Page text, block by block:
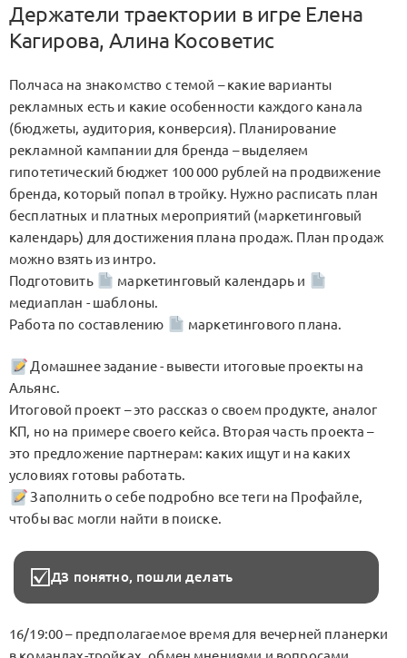
Держатели траектории в игре Елена
Кагирова, Алина Косоветис
Полчаса на знакомство с темой – какие варианты
рекламных есть и какие особенности каждого канала
(бюджеты, аудитория, конверсия). Планирование
рекламной кампании для бренда – выделяем
гипотетический бюджет 100 000 рублей на продвижение
бренда, который попал в тройку. Нужно расписать план
бесплатных и платных мероприятий (маркетинговый
календарь) для достижения плана продаж. План продаж
можно взять из интро.
Подготовить
маркетинговый календарь и
медиаплан - шаблоны.
Работа по составлению
маркетингового плана.
Домашнее задание - вывести итоговые проекты на
Альянс.
Итоговой проект – это рассказ о своем продукте, аналог
КП, но на примере своего кейса. Вторая часть проекта –
это предложение партнерам: каких ищут и на каких
условиях готовы работать.
Заполнить о себе подробно все теги на Профайле,
чтобы вас могли найти в поиске.
ДЗ понятно, пошли делать
16/19:00 – предполагаемое время для вечерней планерки